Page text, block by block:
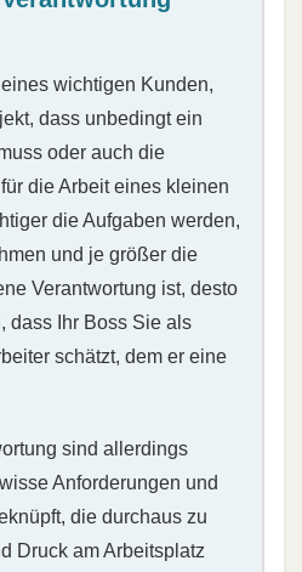
wichtigen Kunden,
dass unbedingt ein
oder auch die
die Arbeit eines kleinen
die Aufgaben werden,
und je größer die
Verantwortung ist, desto
dass Ihr Boss Sie als
schätzt, dem er eine
sind allerdings
Anforderungen und
die durchaus zu
Druck am Arbeitsplatz